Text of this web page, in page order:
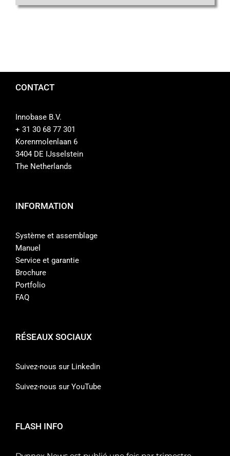
CONTACT
Innobase B.V.
+ 31 30 68 77 301
Korenmolenlaan 6
3404 DE IJsselstein
The Netherlands
INFORMATION
Système et assemblage
Manuel
Service et garantie
Brochure
Portfolio
FAQ
RÉSEAUX SOCIAUX
Suivez-nous sur Linkedin
Suivez-nous sur YouTube
FLASH INFO